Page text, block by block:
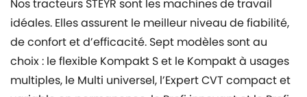
Nos tracteurs STEYR sont les machines de travail
idéales. Elles assurent le meilleur niveau de fiabilité,
de confort et d’efficacité. Sept modèles sont au
choix : le flexible Kompakt S et le Kompakt à usages
multiples, le Multi universel, l’Expert CVT compact et